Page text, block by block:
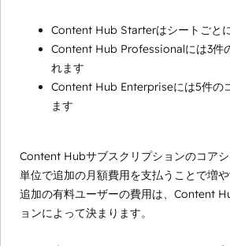
Content Hub Starterはシートごと
Content Hub Professionalには3件
れます
Content Hub Enterpriseには5件の
ます
Content Hubサブスクリプションのコア
単位で追加の月額費用を支払うことで増や
追加の有料ユーザーの費用は、Content
ョンによって決まります。